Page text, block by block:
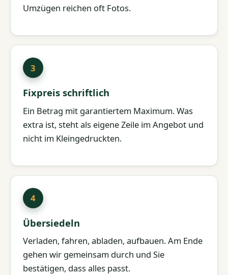
Umzügen reichen oft Fotos.
Fixpreis schriftlich
Ein Betrag mit garantiertem Maximum. Was
extra ist, steht als eigene Zeile im Angebot und
nicht im Kleingedruckten.
Übersiedeln
Verladen, fahren, abladen, aufbauen. Am Ende
gehen wir gemeinsam durch und Sie
bestätigen, dass alles passt.